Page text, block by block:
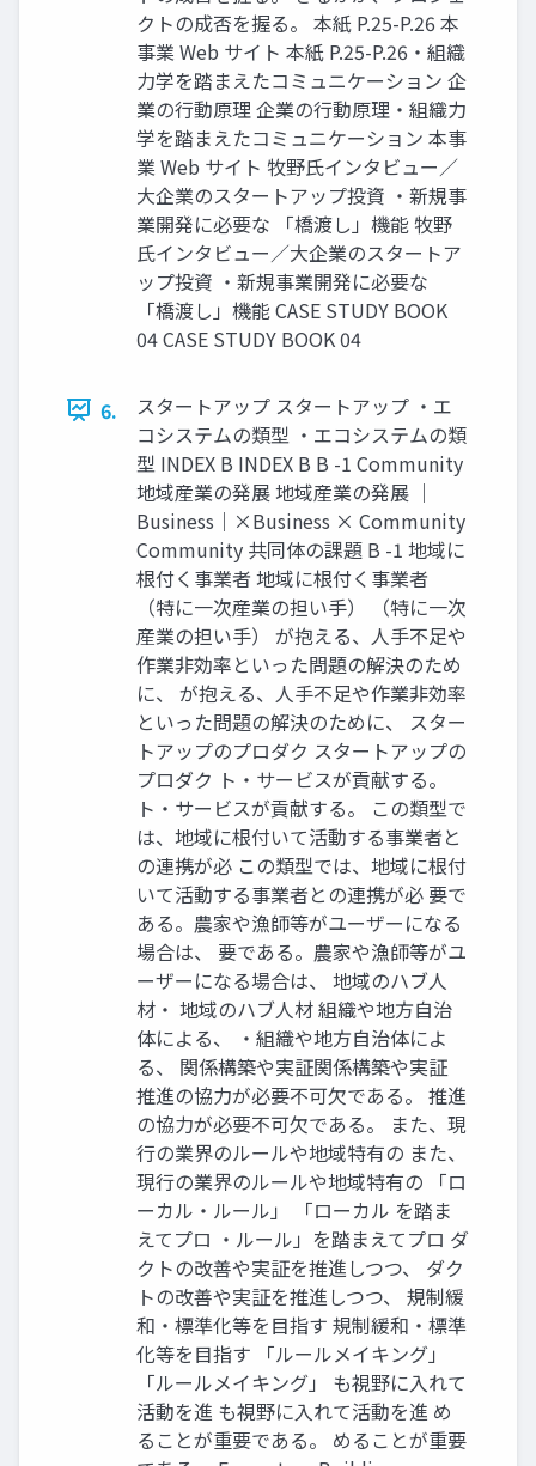
クトの成否を握る。 本紙 P.25-P.26 本
事業 Web サイト 本紙 P.25-P.26・組織
力学を踏まえたコミュニケーション 企
業の行動原理 企業の行動原理・組織力
学を踏まえたコミュニケーション 本事
業 Web サイト 牧野氏インタビュー／
大企業のスタートアップ投資 ・新規事
業開発に必要な 「橋渡し」機能 牧野
氏インタビュー／大企業のスタートア
ップ投資 ・新規事業開発に必要な
「橋渡し」機能 CASE STUDY BOOK
04 CASE STUDY BOOK 04
6.
スタートアップ スタートアップ ・エ
コシステムの類型 ・エコシステムの類
型 INDEX B INDEX B B -1 Community
地域産業の発展 地域産業の発展 ｜
Business｜×Business × Community
Community 共同体の課題 B -1 地域に
根付く事業者 地域に根付く事業者
（特に一次産業の担い手） （特に一次
産業の担い手） が抱える、人手不足や
作業非効率といった問題の解決のため
に、 が抱える、人手不足や作業非効率
といった問題の解決のために、 スター
トアップのプロダク スタートアップの
プロダク ト・サービスが貢献する。
ト・サービスが貢献する。 この類型で
は、地域に根付いて活動する事業者と
の連携が必 この類型では、地域に根付
いて活動する事業者との連携が必 要で
ある。農家や漁師等がユーザーになる
場合は、 要である。農家や漁師等がユ
ーザーになる場合は、 地域のハブ人
材・ 地域のハブ人材 組織や地方自治
体による、 ・組織や地方自治体によ
る、 関係構築や実証関係構築や実証
推進の協力が必要不可欠である。 推進
の協力が必要不可欠である。 また、現
行の業界のルールや地域特有の また、
現行の業界のルールや地域特有の 「ロ
ーカル・ルール」 「ローカル を踏ま
えてプロ ・ルール」を踏まえてプロ ダ
クトの改善や実証を推進しつつ、 ダク
トの改善や実証を推進しつつ、 規制緩
和・標準化等を目指す 規制緩和・標準
化等を目指す 「ルールメイキング」
「ルールメイキング」 も視野に入れて
活動を進 も視野に入れて活動を進 め
ることが重要である。 めることが重要